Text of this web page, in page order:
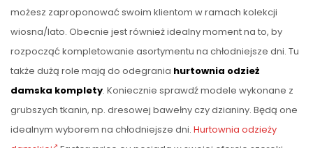
możesz zaproponować swoim klientom w ramach kolekcji
wiosna/lato. Obecnie jest również idealny moment na to, by
rozpocząć kompletowanie asortymentu na chłodniejsze dni. Tu
także dużą role mają do odegrania hurtownia odzież
damska komplety. Koniecznie sprawdź modele wykonane z
grubszych tkanin, np. dresowej bawełny czy dzianiny. Będą one
idealnym wyborem na chłodniejsze dni. Hurtownia odzieży